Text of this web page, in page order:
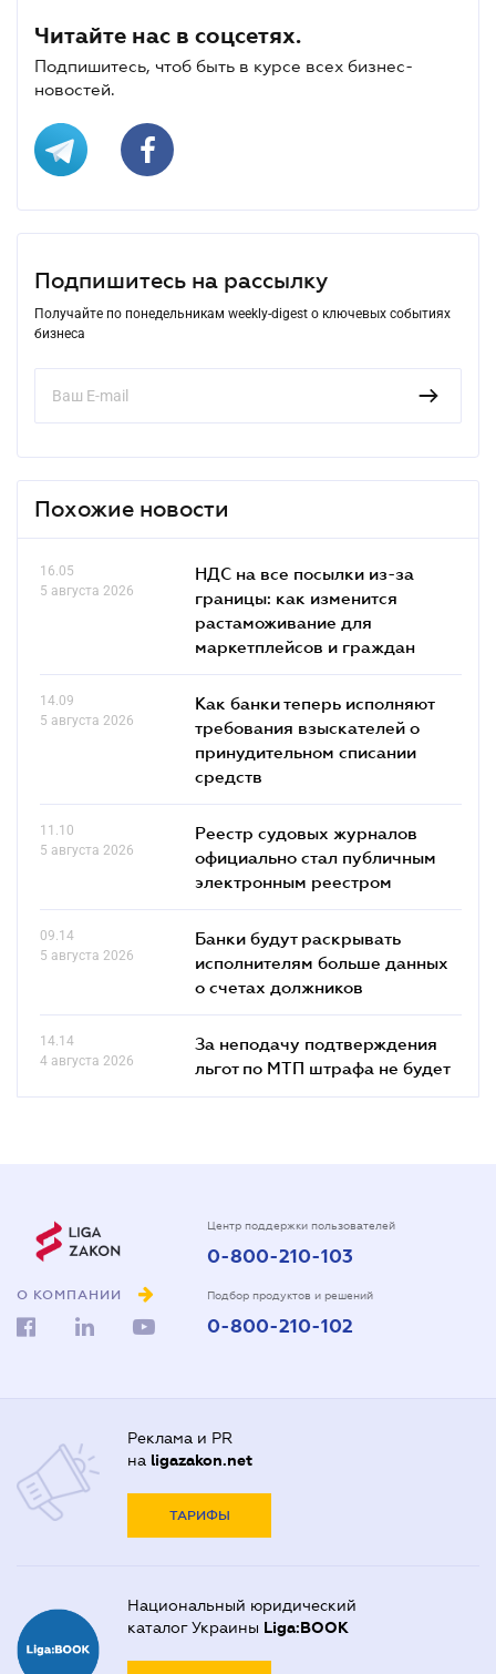
Читайте нас в соцсетях.
Подпишитесь, чтоб быть в курсе всех бизнес-
новостей.
Подпишитесь на рассылку
Получайте по понедельникам weekly-digest о ключевых событиях
бизнеса
Похожие новости
16.05
5 августа 2026
НДС на все посылки из-за
границы: как изменится
растаможивание для
маркетплейсов и граждан
14.09
5 августа 2026
Как банки теперь исполняют
требования взыскателей о
принудительном списании
средств
11.10
5 августа 2026
Реестр судовых журналов
официально стал публичным
электронным реестром
09.14
5 августа 2026
Банки будут раскрывать
исполнителям больше данных
о счетах должников
14.14
4 августа 2026
За неподачу подтверждения
льгот по МТП штрафа не будет
О КОМПАНИИ
Центр поддержки пользователей
0-800-210-103
Подбор продуктов и решений
0-800-210-102
Реклама и PR
на ligazakon.net
ТАРИФЫ
Национальный юридический
каталог Украины Liga:BOOK